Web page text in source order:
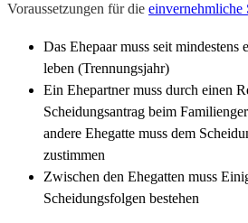
Voraussetzungen für die einvernehmliche
Das Ehepaar muss seit mindestens
leben (Trennungsjahr)
Ein Ehepartner muss durch einen
Scheidungsantrag beim
andere Ehegatte muss dem
zustimmen
Zwischen den Ehegatten muss
Scheidungsfolgen bestehen